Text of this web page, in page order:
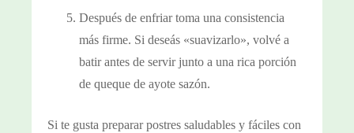
Después de enfriar toma una consistencia
más firme. Si deseás «suavizarlo», volvé a
batir antes de servir junto a una rica porción
de queque de ayote sazón.
Si te gusta preparar postres saludables y fáciles con